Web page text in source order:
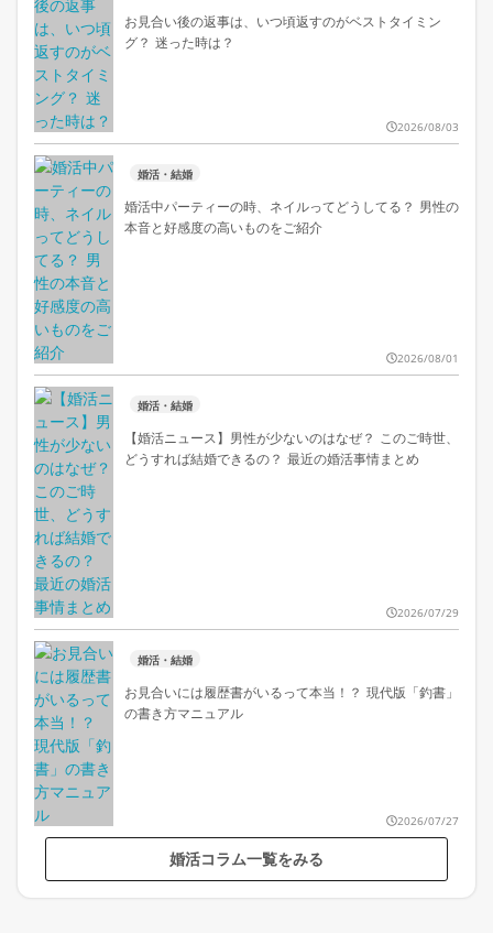
お見合い後の返事は、いつ頃返すのがベストタイミン
グ？ 迷った時は？
2026/08/03
婚活・結婚
婚活中パーティーの時、ネイルってどうしてる？ 男性の
本音と好感度の高いものをご紹介
2026/08/01
婚活・結婚
【婚活ニュース】男性が少ないのはなぜ？ このご時世、
どうすれば結婚できるの？ 最近の婚活事情まとめ
2026/07/29
婚活・結婚
お見合いには履歴書がいるって本当！？ 現代版「釣書」
の書き方マニュアル
2026/07/27
婚活コラム一覧をみる